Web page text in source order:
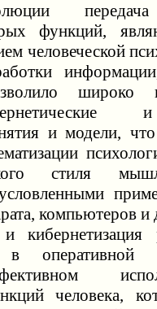
функций,
человеческой
широко
и модели, что
стиля
компьютеров и
в оперативной
человека,